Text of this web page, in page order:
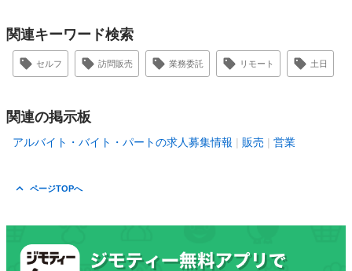
関連キーワード検索
セルフ 訪問販売 業務委託 リモート 土日
関連の掲示板
アルバイト・バイト・パートの求人募集情報 販売 営業
ページTOPへ